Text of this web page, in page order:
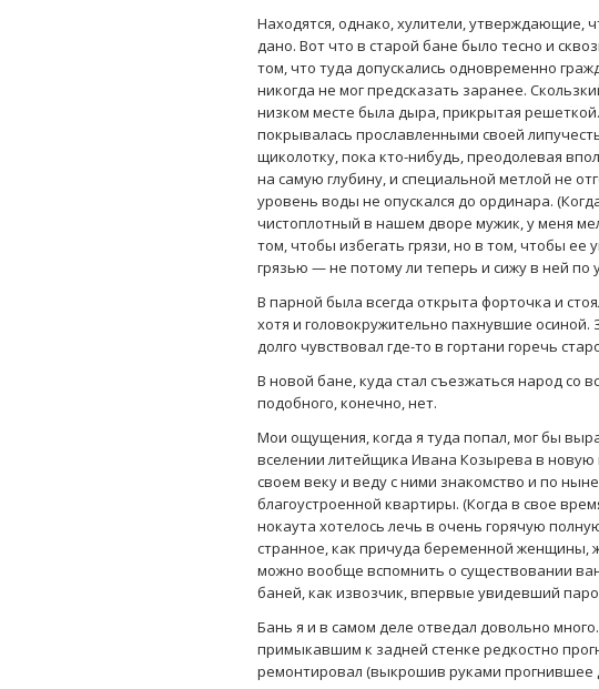
Находятся, однако, хулители, утверждающие,
дано. Вот что в старой бане было тесно и
том, что туда допускались одновременно
никогда не мог предсказать заранее.
низком месте была дыра, прикрытая
покрывалась прославленными своей
щиколотку, пока кто-нибудь, преодолевая
на самую глубину, и специальной метлой не
уровень воды не опускался до ординара.
чистоплотный в нашем дворе мужик, у меня
том, чтобы избегать грязи, но в том, чтобы ее
грязью — не потому ли теперь и сижу в ней по
В парной была всегда открыта форточка и
хотя и головокружительно пахнувшие
долго чувствовал где-то в гортани горечь
В новой бане, куда стал съезжаться народ со
подобного, конечно, нет.
Мои ощущения, когда я туда попал, мог бы
вселении литейщика Ивана Козырева в новую
своем веку и веду с ними знакомство и по
благоустроенной квартиры. (Когда в свое
нокаута хотелось лечь в очень горячую
странное, как причуда беременной женщины,
можно вообще вспомнить о существовании
баней, как извозчик, впервые увидевший
Бань я и в самом деле отведал довольно
примыкавшим к задней стенке редкостно
ремонтировал (выкрошив руками